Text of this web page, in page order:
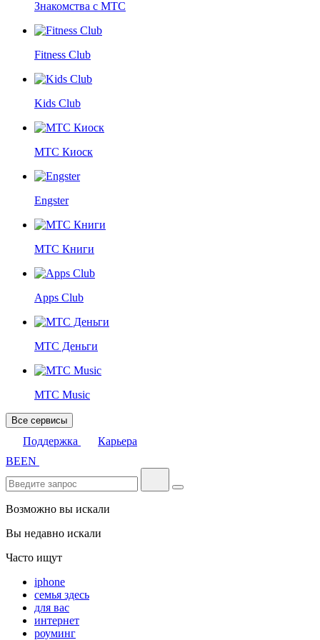
Знакомства с МТС
Fitness Club
Kids Club
МТС Киоск
Engster
МТС Книги
Apps Club
МТС Деньги
МТС Music
Все сервисы
Поддержка
Карьера
BEEN
Возможно вы искали
Вы недавно искали
Часто ищут
iphone
семья здесь
для вас
интернет
роуминг